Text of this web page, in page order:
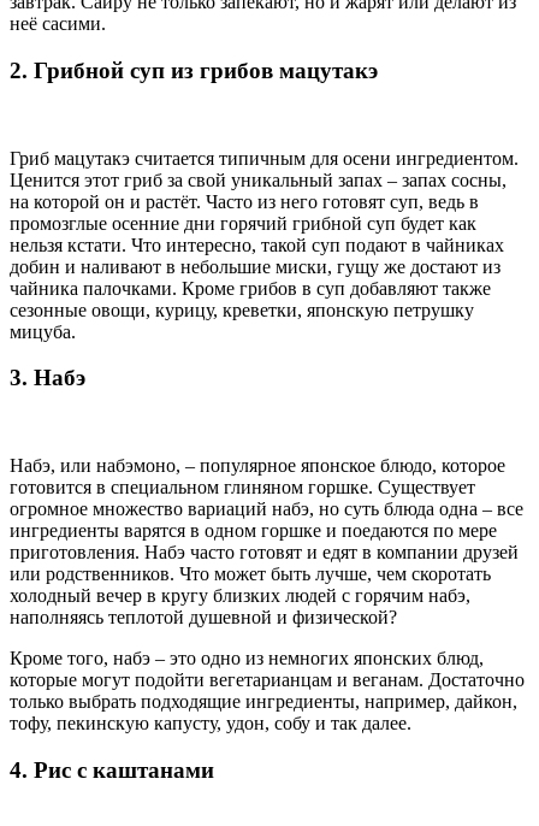
неё сасими.
2. Грибной суп из грибов мацутакэ
Гриб мацутакэ считается типичным для осени ингредиентом.
Ценится этот гриб за свой уникальный запах – запах сосны,
на которой он и растёт. Часто из него готовят суп, ведь в
промозглые осенние дни горячий грибной суп будет как
нельзя кстати. Что интересно, такой суп подают в чайниках
добин и наливают в небольшие миски, гущу же достают из
чайника палочками. Кроме грибов в суп добавляют также
сезонные овощи, курицу, креветки, японскую петрушку
мицуба.
3. Набэ
Набэ, или набэмоно, – популярное японское блюдо, которое
готовится в специальном глиняном горшке. Существует
огромное множество вариаций набэ, но суть блюда одна – все
ингредиенты варятся в одном горшке и поедаются по мере
приготовления. Набэ часто готовят и едят в компании друзей
или родственников. Что может быть лучше, чем скоротать
холодный вечер в кругу близких людей с горячим набэ,
наполняясь теплотой душевной и физической?
Кроме того, набэ – это одно из немногих японских блюд,
которые могут подойти вегетарианцам и веганам. Достаточно
только выбрать подходящие ингредиенты, например, дайкон,
тофу, пекинскую капусту, удон, собу и так далее.
4. Рис с каштанами